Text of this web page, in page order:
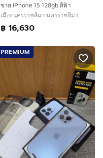
ขาย iPhone 15 128gb สีฟ้า
เมืองนครราชสีมา นครราชสีมา
฿ 16,630
PREMIUM